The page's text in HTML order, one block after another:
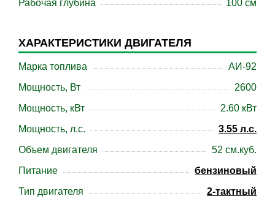
Рабочая глубина 100 см
ХАРАКТЕРИСТИКИ ДВИГАТЕЛЯ
Марка топлива
АИ-92
Мощность, Вт
2600
Мощность, кВт
2.60 кВт
Мощность, л.с.
3.55 л.с.
Объем двигателя
52 см.куб.
Питание
бензиновый
Тип двигателя
2-тактный